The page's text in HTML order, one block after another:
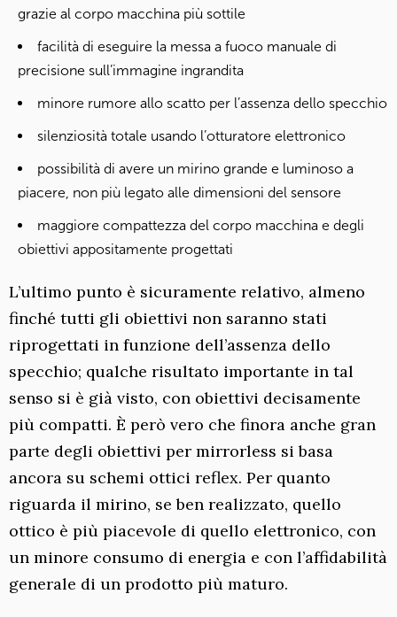
grazie al corpo macchina più sottile
facilità di eseguire la messa a fuoco manuale di
precisione sull’immagine ingrandita
minore rumore allo scatto per l’assenza dello specchio
silenziosità totale usando l’otturatore elettronico
possibilità di avere un mirino grande e luminoso a
piacere, non più legato alle dimensioni del sensore
maggiore compattezza del corpo macchina e degli
obiettivi appositamente progettati
L’ultimo punto è sicuramente relativo, almeno
finché tutti gli obiettivi non saranno stati
riprogettati in funzione dell’assenza dello
specchio; qualche risultato importante in tal
senso si è già visto, con obiettivi decisamente
più compatti. È però vero che finora anche gran
parte degli obiettivi per mirrorless si basa
ancora su schemi ottici reflex. Per quanto
riguarda il mirino, se ben realizzato, quello
ottico è più piacevole di quello elettronico, con
un minore consumo di energia e con l’affidabilità
generale di un prodotto più maturo.